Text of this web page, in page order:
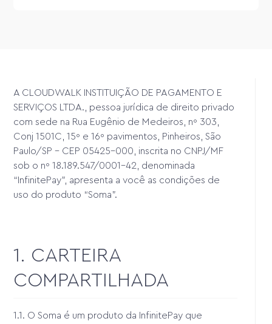
A CLOUDWALK INSTITUIÇÃO DE PAGAMENTO E
SERVIÇOS LTDA., pessoa jurídica de direito privado
com sede na Rua Eugênio de Medeiros, nº 303,
Conj 1501C, 15º e 16º pavimentos, Pinheiros, São
Paulo/SP - CEP 05425-000, inscrita no CNPJ/MF
sob o nº 18.189.547/0001-42, denominada
“InfinitePay”, apresenta a você as condições de
uso do produto “Soma”.
1. CARTEIRA
COMPARTILHADA
1.1. O Soma é um produto da InfinitePay que